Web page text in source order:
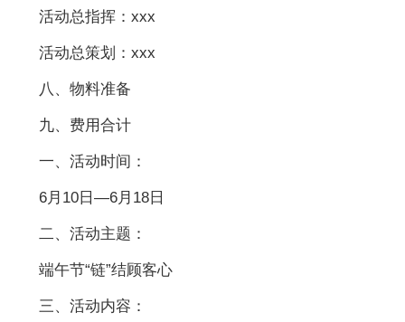
活动总指挥：xxx
活动总策划：xxx
八、物料准备
九、费用合计
一、活动时间：
6月10日—6月18日
二、活动主题：
端午节“链”结顾客心
三、活动内容：